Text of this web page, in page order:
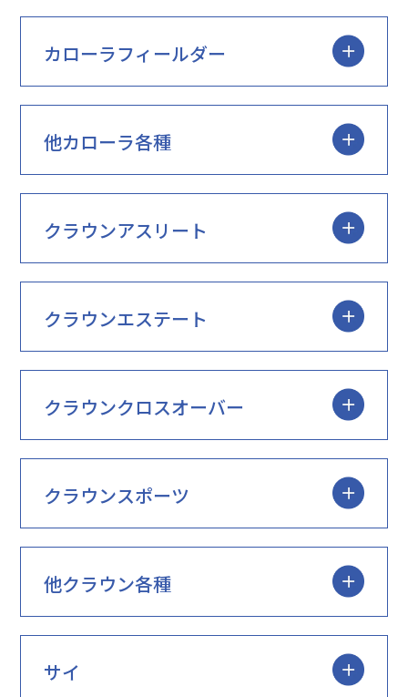
カローラフィールダー
他カローラ各種
クラウンアスリート
クラウンエステート
クラウンクロスオーバー
クラウンスポーツ
他クラウン各種
サイ